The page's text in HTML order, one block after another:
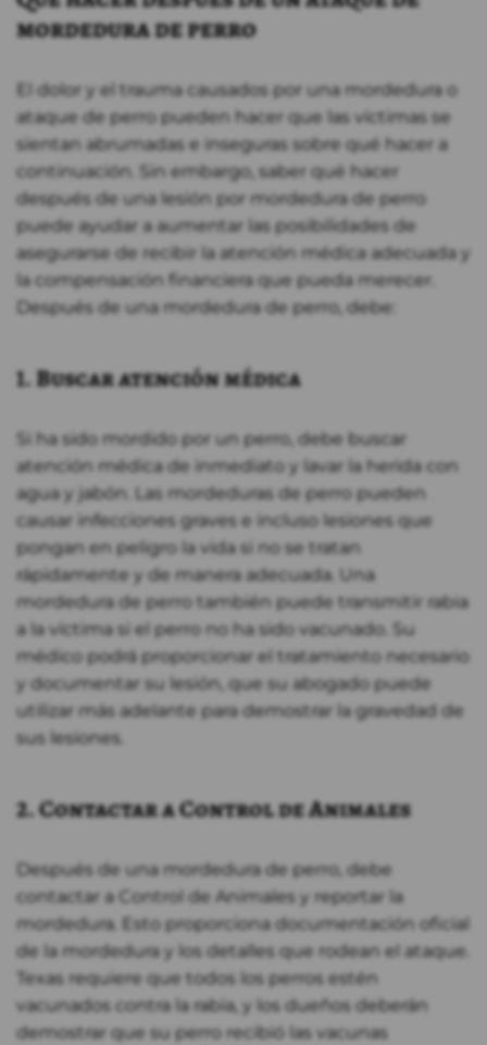
mordedura de perro
El dolor y el trauma causados por una mordedura o
ataque de perro pueden hacer que las víctimas se
sientan abrumadas e inseguras sobre qué hacer a
continuación. Sin embargo, saber qué hacer
después de una lesión por mordedura de perro
puede ayudar a aumentar las posibilidades de
asegurarse de recibir la atención médica adecuada y
la compensación financiera que pueda merecer.
Después de una mordedura de perro, debe:
1. Buscar atención médica
Si ha sido mordido por un perro, debe buscar
atención médica de inmediato y lavar la herida con
agua y jabón. Las mordeduras de perro pueden
causar infecciones graves e incluso lesiones que
pongan en peligro la vida si no se tratan
rápidamente y de manera adecuada. Una
mordedura de perro también puede transmitir rabia
a la víctima si el perro no ha sido vacunado. Su
médico podrá proporcionar el tratamiento necesario
y documentar su lesión, que su abogado puede
utilizar más adelante para demostrar la gravedad de
sus lesiones.
2. Contactar a Control de Animales
Después de una mordedura de perro, debe
contactar a Control de Animales y reportar la
mordedura. Esto proporciona documentación oficial
de la mordedura y los detalles que rodean el ataque.
Texas requiere que todos los perros estén
vacunados contra la rabia, y los dueños deberán
demostrar que su perro recibió las vacunas